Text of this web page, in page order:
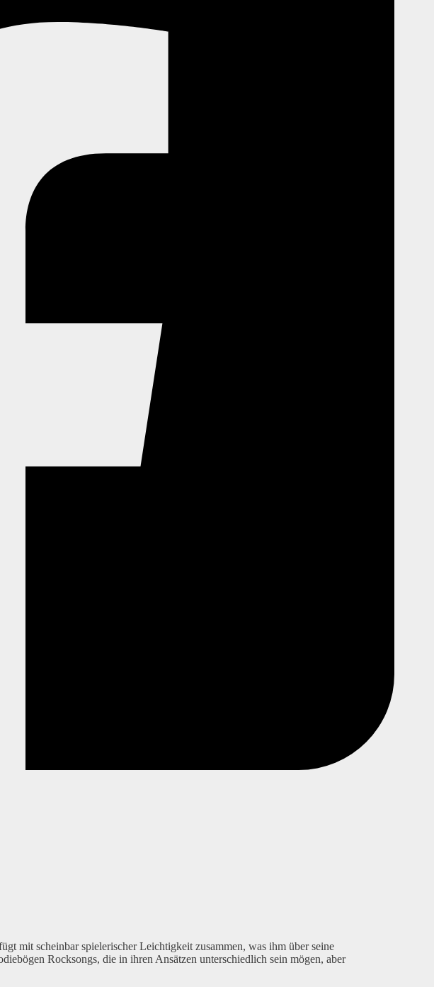
mit scheinbar spielerischer Leichtigkeit zusammen, was ihm über seine
Rocksongs, die in ihren Ansätzen unterschiedlich sein mögen, aber